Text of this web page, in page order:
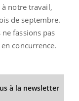
à notre travail,
de septembre.
fassions pas
concurrence.
à la newsletter